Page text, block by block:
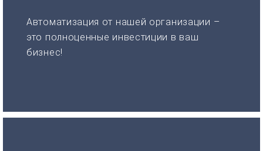
Автоматизация от нашей организации –
это полноценные инвестиции в ваш
бизнес!